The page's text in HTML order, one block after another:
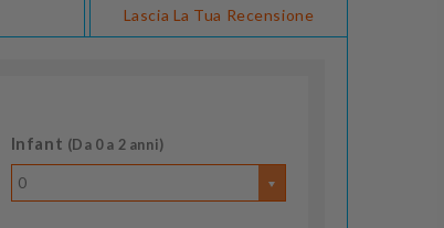
Lascia La Tua Recensione
Infant (Da 0 a 2 anni)
0